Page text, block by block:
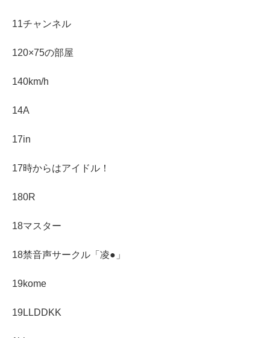
11チャンネル
120×75の部屋
140km/h
14A
17in
17時からはアイドル！
180R
18マスター
18禁音声サークル「凌●」
19kome
19LLDDKK